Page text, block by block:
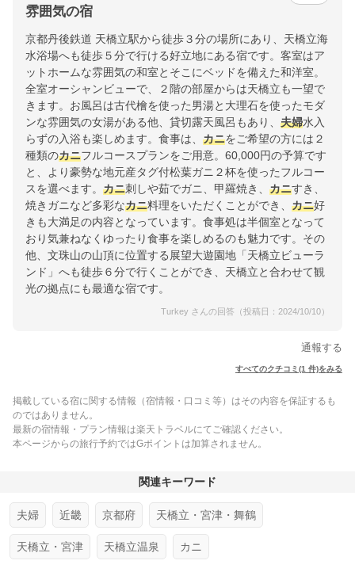
雰囲気の宿
京都丹後鉄道 天橋立駅から徒歩３分の場所にあり、天橋立海
水浴場へも徒歩５分で行ける好立地にある宿です。客室はア
ットホームな雰囲気の和室とそこにベッドを備えた和洋室。
全室オーシャンビューで、２階の部屋からは天橋立も一望で
きます。お風呂は古代檜を使った男湯と大理石を使ったモダ
ンな雰囲気の女湯がある他、貸切露天風呂もあり、 夫婦水入
らずの入浴も楽しめます。食事は、 カニをご希望の方には２
種類のカニフルコースプランをご用意。60,000円の予算です
と、より豪勢な地元産タグ付松葉ガニ２杯を使ったフルコー
スを選べます。 カニ刺しや茹でガニ、甲羅焼き、 カニすき、
焼きガニなど多彩なカニ料理をいただくことができ、 カニ好
きも大満足の内容となっています。食事処は半個室となって
おり気兼ねなくゆったり食事を楽しめるのも魅力です。その
他、文珠山の山頂に位置する展望大遊園地「天橋立ビューラ
ンド」へも徒歩６分で行くことができ、天橋立と合わせて観
光の拠点にも最適な宿です。
Turkey さんの回答（投稿日：2024/10/10）
通報する
すべてのクチコミ(1 件)をみる
掲載している宿に関する情報（宿情報・口コミ等）はその内容を保証するも
のではありません。
最新の宿情報・プラン情報は楽天トラベルにてご確認ください。
本ページからの旅行予約ではGポイントは加算されません。
関連キーワード
夫婦 近畿 京都府 天橋立・宮津・舞鶴
天橋立・宮津 天橋立温泉 カニ